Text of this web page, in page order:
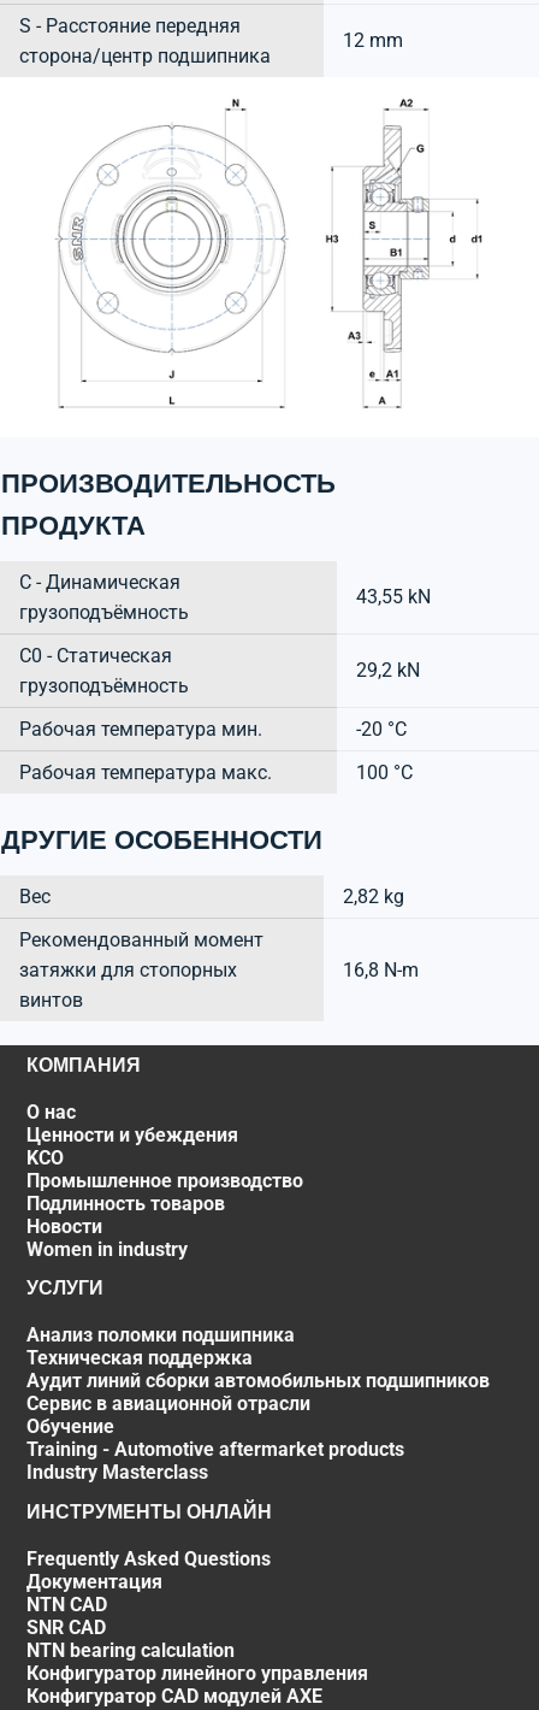
S - Расстояние передняя
сторона/центр подшипника
12 mm
ПРОИЗВОДИТЕЛЬНОСТЬ
ПРОДУКТА
C - Динамическая
грузоподъёмность
43,55 kN
C0 - Статическая
грузоподъёмность
29,2 kN
Рабочая температура мин.
-20 °C
Рабочая температура макс.
100 °C
ДРУГИЕ ОСОБЕННОСТИ
Вес
2,82 kg
Рекомендованный момент
затяжки для стопорных
винтов
16,8 N-m
КОМПАНИЯ
О нас
Ценности и убеждения
KCO
Промышленное производство
Подлинность товаров
Новости
Women in industry
УСЛУГИ
Анализ поломки подшипника
Техническая поддержка
Аудит линий сборки автомобильных подшипников
Сервис в авиационной отрасли
Обучение
Training - Automotive aftermarket products
Industry Masterclass
ИНСТРУМЕНТЫ ОНЛАЙН
Frequently Asked Questions
Документация
NTN CAD
SNR CAD
NTN bearing calculation
Конфигуратор линейного управления
Конфигуратор CAD модулей AXE